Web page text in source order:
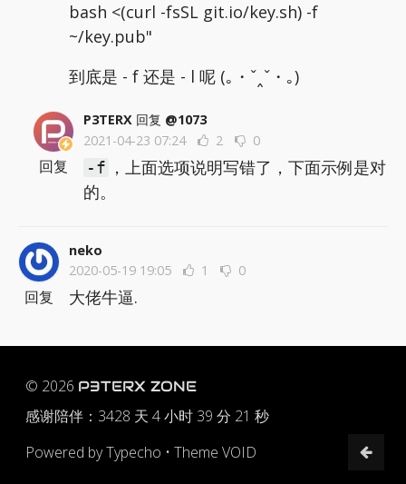
bash <(curl -fsSL git.io/key.sh) -f
~/key.pub"
到底是 - f 还是 - l 呢 (｡・ˇ‸ˇ・｡)
P3TERX 回复 @1073
2021-04-23 07:24
2 0
-f ，上面选项说明写错了，下面示例是对
的。
回复
neko
2020-05-19 19:05
1 0
大佬牛逼.
回复
© 2026 P3TERX ZONE
感谢陪伴： 3428 天 4 小时 39 分 22 秒
Powered byTypecho • Theme VOID